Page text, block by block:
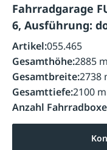
Fahrradgarage
6, Ausführung:
Artikel:055.465
Gesamthöhe:2885
Gesamtbreite:2738
Gesamttiefe:2100
Anzahl